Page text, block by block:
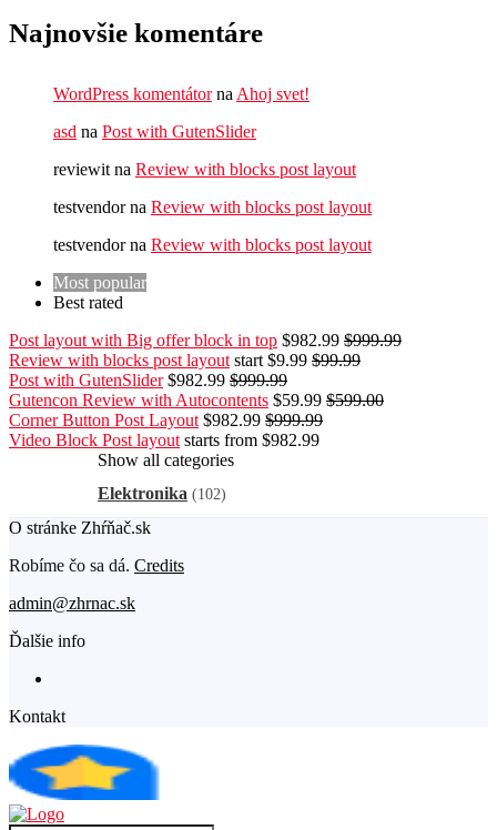
Najnovšie komentáre
WordPress komentátorna Ahoj svet!
asd na Post with GutenSlider
reviewit na Review with blocks post layout
testvendorna Review with blocks post layout
testvendorna Review with blocks post layout
Most popular
Best rated
Post layout with Big offer block in top $982.99 $999.99
Review with blocks post layout start $9.99 $99.99
Post with GutenSlider $982.99 $999.99
Gutencon Review with Autocontents $59.99 $599.00
Corner Button Post Layout $982.99 $999.99
Video Block Post layout starts from $982.99
Show all categories
Elektronika (102)
O stránke Zhŕňač.sk
Robíme čo sa dá. Credits
admin@zhrnac.sk
Ďalšie info
Kontakt